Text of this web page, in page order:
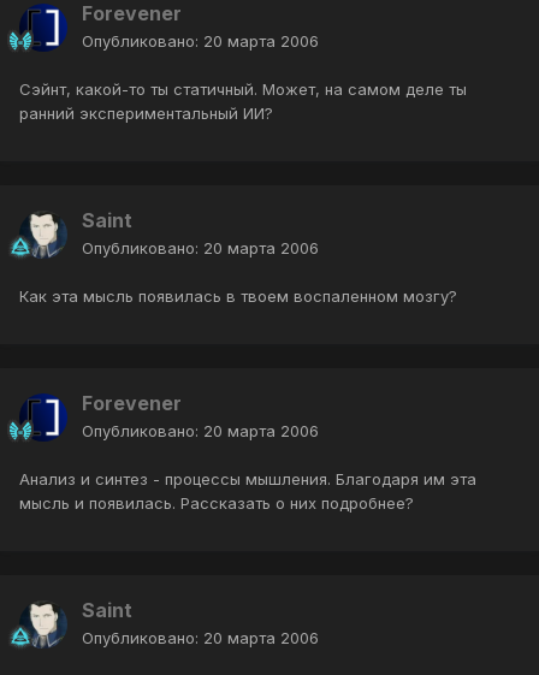
Forevener
Опубликовано: 20 марта 2006
Сэйнт, какой-то ты статичный. Может, на самом деле ты
ранний экспериментальный ИИ?
Saint
Опубликовано: 20 марта 2006
Как эта мысль появилась в твоем воспаленном мозгу?
Forevener
Опубликовано: 20 марта 2006
Анализ и синтез - процессы мышления. Благодаря им эта
мысль и появилась. Рассказать о них подробнее?
Saint
Опубликовано: 20 марта 2006